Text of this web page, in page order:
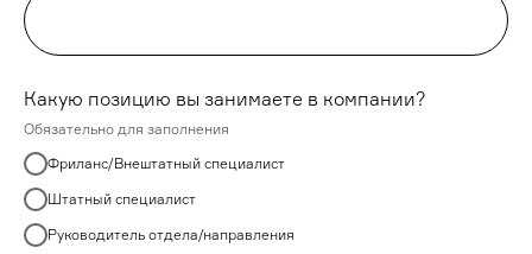
Какую позицию вы занимаете в компании?
Обязательно для заполнения
Фриланс/Внештатный специалист
Штатный специалист
Руководитель отдела/направления